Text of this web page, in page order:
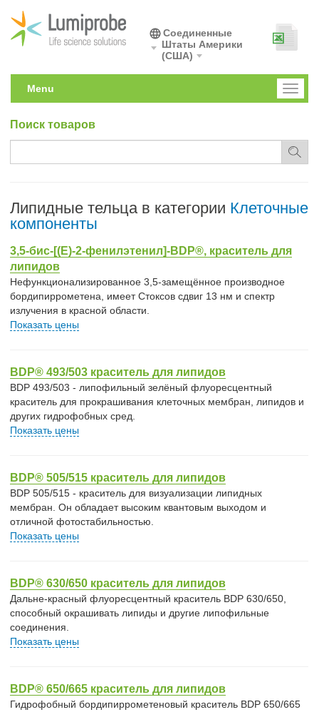
Соединенные
Штаты Америки
(США)
Toggle
Menu
Поиск товаров
Липидные тельца в категории Клеточные
компоненты
3,5-бис-[(E)-2-фенилэтенил]-BDP®, краситель для
липидов
Нефункционализированное 3,5-замещённое производное
бордипиррометена, имеет Стоксов сдвиг 13 нм и спектр
излучения в красной области.
Показать цены
BDP® 493/503 краситель для липидов
BDP 493/503 - липофильный зелёный флуоресцентный
краситель для прокрашивания клеточных мембран, липидов и
других гидрофобных сред.
Показать цены
BDP® 505/515 краситель для липидов
BDP 505/515 - краситель для визуализации липидных
мембран. Он обладает высоким квантовым выходом и
отличной фотостабильностью.
Показать цены
BDP® 630/650 краситель для липидов
Дальне-красный флуоресцентный краситель BDP 630/650,
способный окрашивать липиды и другие липофильные
соединения.
Показать цены
BDP® 650/665 краситель для липидов
Гидрофобный бордипиррометеновый краситель BDP 650/665